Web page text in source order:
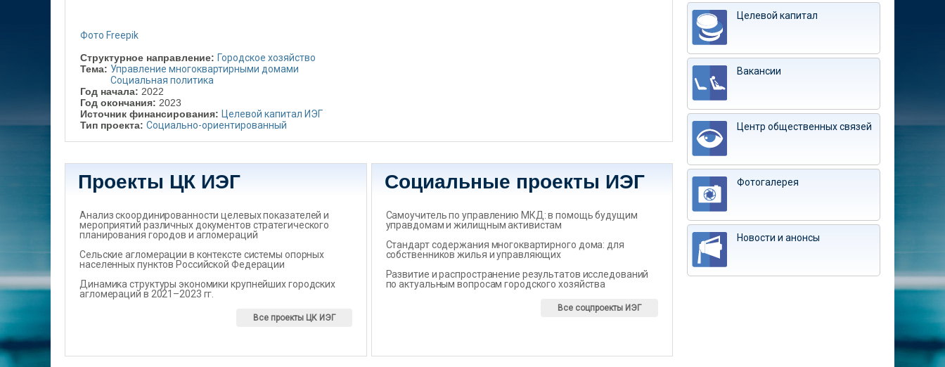
Фото Freepik
Структурное направление: Городское хозяйство
Тема: Управление многоквартирными домами
Социальная политика
Год начала: 2022
Год окончания: 2023
Источник финансирования: Целевой капитал ИЭГ
Тип проекта: Социально-ориентированный
Проекты ЦК ИЭГ
Анализ скоординированности целевых показателей и
мероприятий различных документов стратегического
планирования городов и агломераций
Сельские агломерации в контексте системы опорных
населенных пунктов Российской Федерации
Динамика структуры экономики крупнейших городских
агломераций в 2021–2023 гг.
Все проекты ЦК ИЭГ
Социальные проекты ИЭГ
Самоучитель по управлению МКД: в помощь будущим
управдомам и жилищным активистам
Стандарт содержания многоквартирного дома: для
собственников жилья и управляющих
Развитие и распространение результатов исследований
по актуальным вопросам городского хозяйства
Все соцпроекты ИЭГ
Целевой капитал
Вакансии
Центр общественных связей
Фотогалерея
Новости и анонсы